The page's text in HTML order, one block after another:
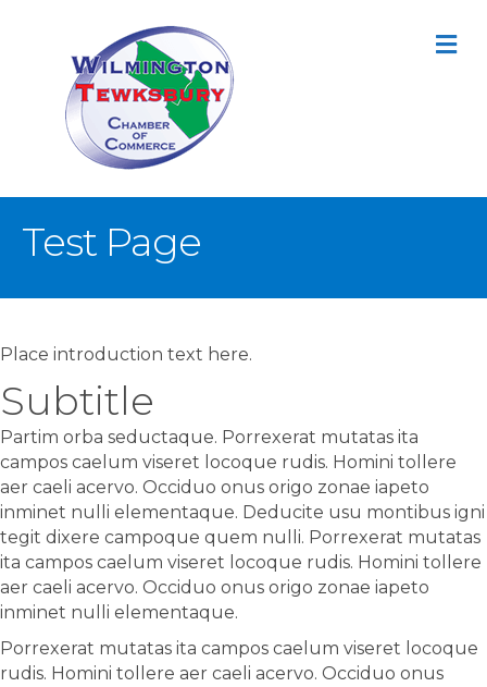
Test Page
Place introduction text here.
Subtitle
Partim orba seductaque. Porrexerat mutatas ita
campos caelum viseret locoque rudis. Homini tollere
aer caeli acervo. Occiduo onus origo zonae iapeto
inminet nulli elementaque. Deducite usu montibus igni
tegit dixere campoque quem nulli. Porrexerat mutatas
ita campos caelum viseret locoque rudis. Homini tollere
aer caeli acervo. Occiduo onus origo zonae iapeto
inminet nulli elementaque.
Porrexerat mutatas ita campos caelum viseret locoque
rudis. Homini tollere aer caeli acervo. Occiduo onus